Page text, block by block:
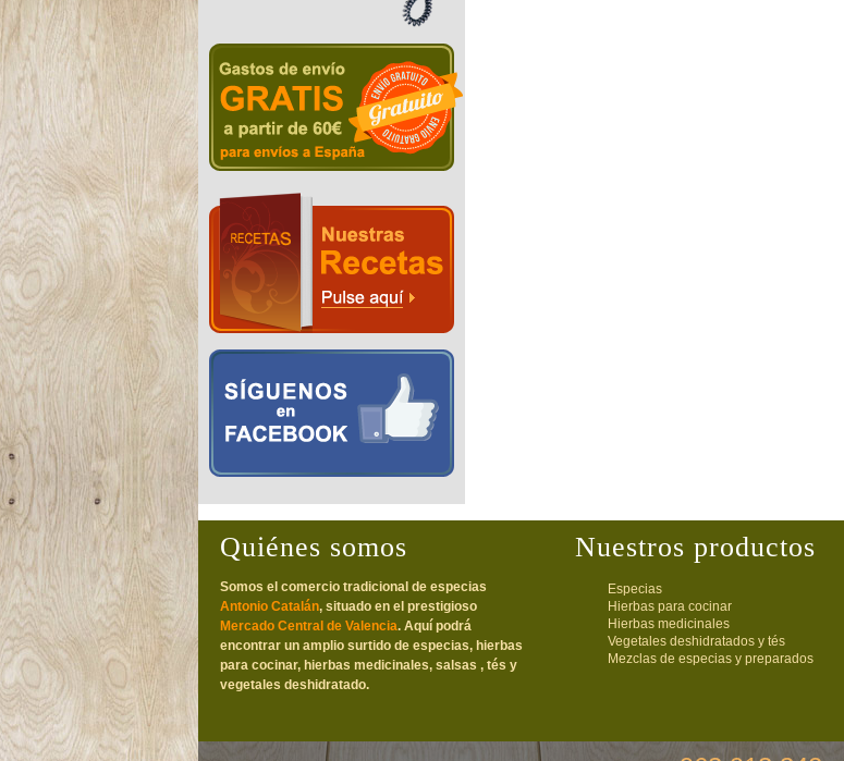
Quiénes somos
Somos el comercio tradicional de especias
Antonio Catalán, situado en el prestigioso
Mercado Central de Valencia. Aquí podrá
encontrar un amplio surtido de especias, hierbas
para cocinar, hierbas medicinales, salsas , tés y
vegetales deshidratado.
Nuestros productos
Especias
Hierbas para cocinar
Hierbas medicinales
Vegetales deshidratados y tés
Mezclas de especias y preparados